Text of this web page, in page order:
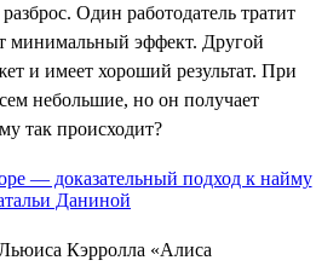
Один работодатель тратит
минимальный эффект. Другой
и имеет хороший результат. При
небольшие, но он получает
так происходит?
Кэрролла «Алиса